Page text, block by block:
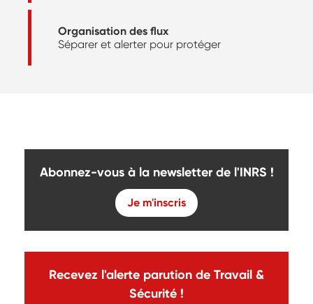
Organisation des flux
Séparer et alerter pour protéger
Abonnez-vous à la newsletter de l'INRS !
Je m'inscris
Recevez l'alerte parution de Travail &
Sécurité !